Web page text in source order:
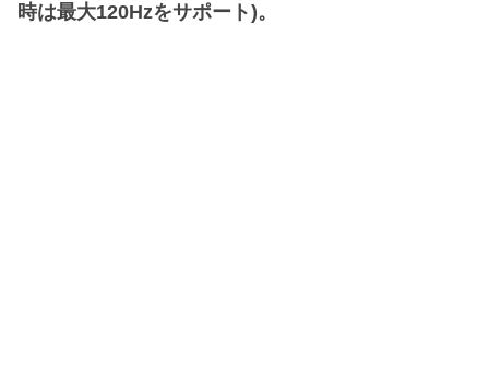
時は最大120Hzをサポート)。